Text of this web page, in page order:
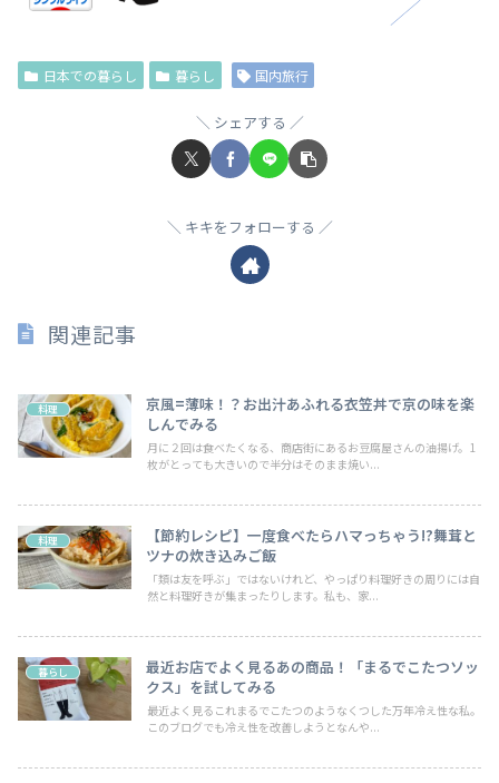
日本での暮らし 暮らし 国内旅行
シェアする
キキをフォローする
関連記事
料理
京風=薄味！？お出汁あふれる衣笠丼で京の味を楽
しんでみる
月に２回は食べたくなる、商店街にあるお豆腐屋さんの油揚げ。1
枚がとっても大きいので半分はそのまま焼い...
料理
【節約レシピ】一度食べたらハマっちゃう!?舞茸と
ツナの炊き込みご飯
「類は友を呼ぶ」ではないけれど、やっぱり料理好きの周りには自
然と料理好きが集まったりします。私も、家...
暮らし
最近お店でよく見るあの商品！「まるでこたつソッ
クス」を試してみる
最近よく見るこれまるでこたつのようなくつした万年冷え性な私。
このブログでも冷え性を改善しようとなんや...